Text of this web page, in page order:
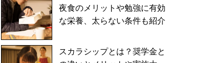
夜食のメリットや勉強に有効
な栄養、太らない条件も紹介
スカラシップとは？奨学金と